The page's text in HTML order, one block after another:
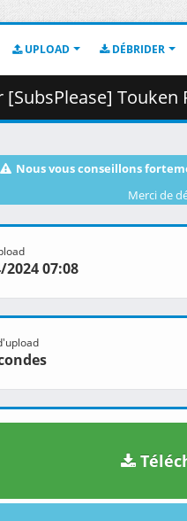
UPLOAD DÉBRIDER
Touken Ranbu
Nous vous conseillons
Merci de
2024 07:08